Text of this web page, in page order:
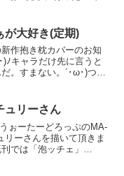
が大好き(定期)
作抱き枕カバーのお知
ﾉキャラだけ先に言うと
。すまない。´･ω･)つい
れは幸せでした。やは
ュリーさん
ぉーたーどろっぷのMA-
リーさんを描いて頂きま
では「泡ッチェ」